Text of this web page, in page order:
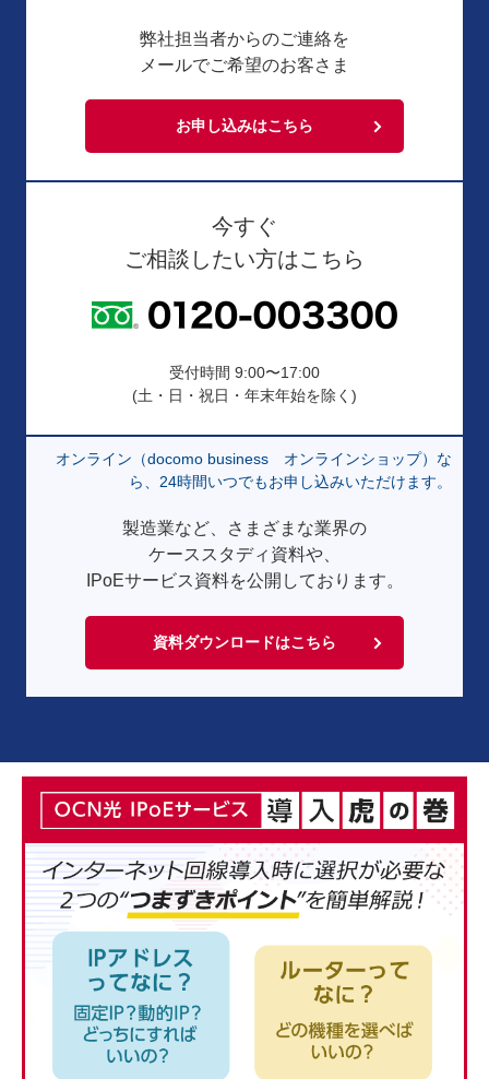
弊社担当者からのご連絡を
メールでご希望のお客さま
お申し込みはこちら
今すぐ
ご相談したい方はこちら
受付時間 9:00〜17:00
(土・日・祝日・年末年始を除く)
オンライン（docomo business オンラインショップ）な
ら、24時間いつでもお申し込みいただけます。
製造業など、さまざまな業界の
ケーススタディ資料や、
IPoEサービス資料を公開しております。
資料ダウンロードはこちら